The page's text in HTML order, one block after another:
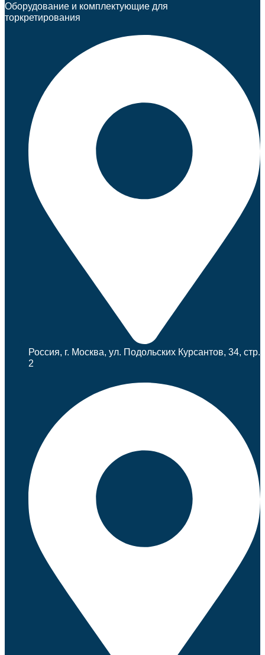
Оборудование и комплектующие для
торкретирования
Россия, г. Москва, ул. Подольских Курсантов, 34, стр.
2